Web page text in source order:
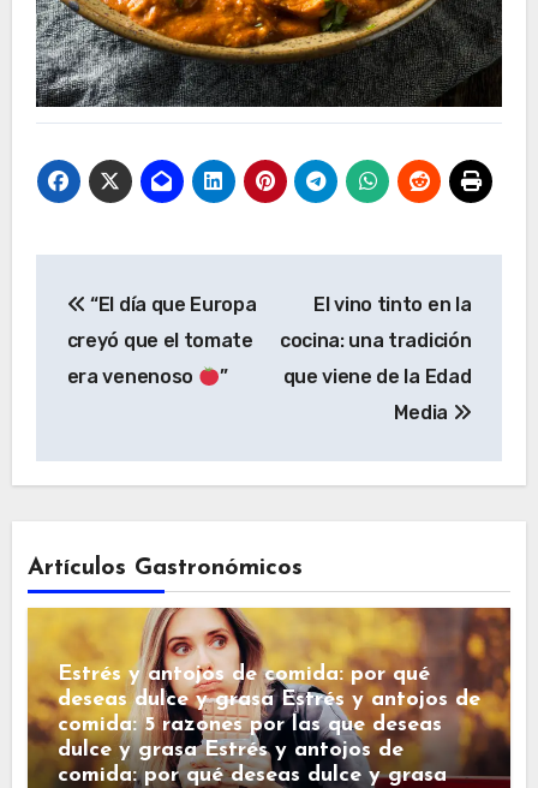
de
entradas
“El día que Europa
creyó que el tomate
era venenoso
”
El vino tinto en la
cocina: una tradición
que viene de la Edad
Media
Artículos Gastronómicos
Estrés y antojos de comida: por qué
deseas dulce y grasa Estrés y antojos de
comida: 5 razones por las que deseas
dulce y grasa Estrés y antojos de
comida: por qué deseas dulce y grasa